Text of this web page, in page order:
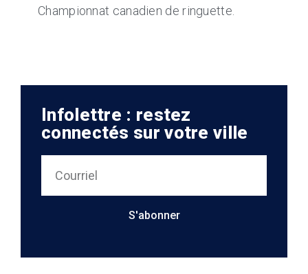
Championnat canadien de ringuette.
Infolettre : restez
connectés sur votre ville
S'abonner